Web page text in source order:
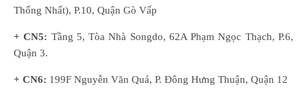
Thống Nhất), P.10, Quận Gò Vấp
+ CN5: Tầng 5, Tòa Nhà Songdo, 62A Phạm Ngọc Thạch, P.6,
Quận 3.
+ CN6: 199F Nguyễn Văn Quá, P. Đông Hưng Thuận, Quận 12